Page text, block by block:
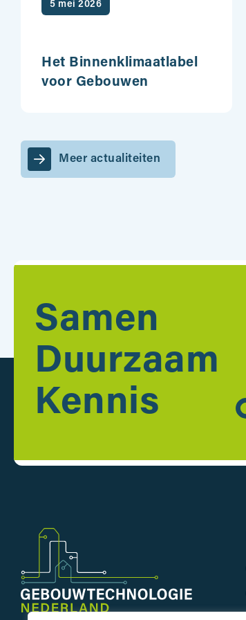
5 mei 2026
Het Binnenklimaatlabel
voor Gebouwen
Meer actualiteiten
Samen
Duurzaam
Kennis